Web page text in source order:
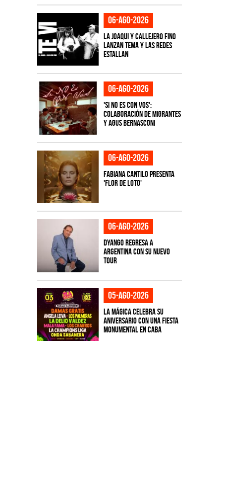
06-ago-2026
La Joaqui y Callejero Fino
lanzan tema y las redes
estallan
06-ago-2026
'Si No Es Con Vos':
colaboración de Migrantes
y Agus Bernasconi
06-ago-2026
Fabiana Cantilo presenta
'Flor de Loto'
06-ago-2026
Dyango regresa a
Argentina con su nuevo
tour
05-ago-2026
La Mágica celebra su
aniversario con una fiesta
monumental en CABA